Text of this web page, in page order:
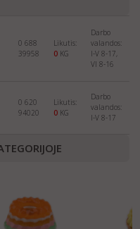
0 688
39958
Likutis:
0 KG
Darbo
valandos:
I-V 8-17,
VI 8-16
0 620
94020
Likutis:
0 KG
Darbo
valandos:
I-V 8-17